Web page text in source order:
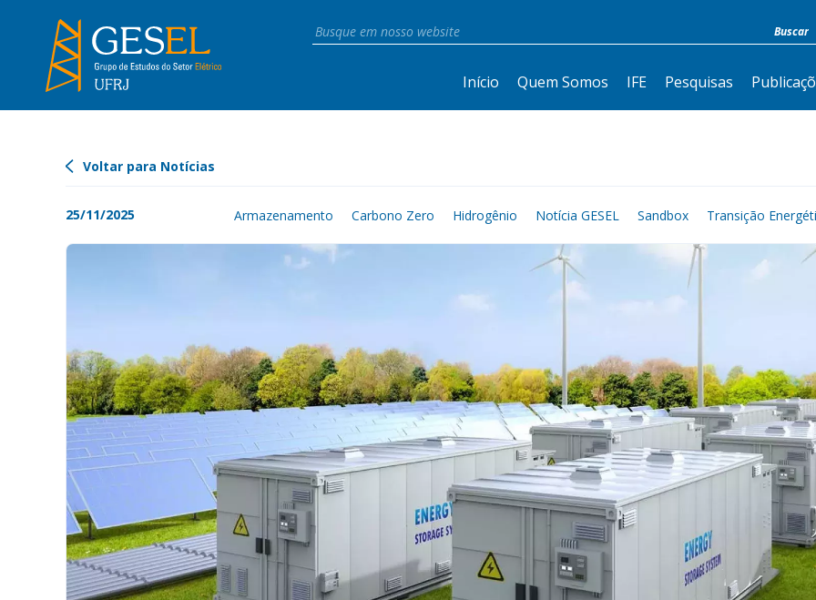
Início Quem Somos IFE Pesquisas
Voltar para Notícias
25/11/2025 Armazenamento Carbono Zero Hidrogênio Notícia GESEL Sandbox Transição